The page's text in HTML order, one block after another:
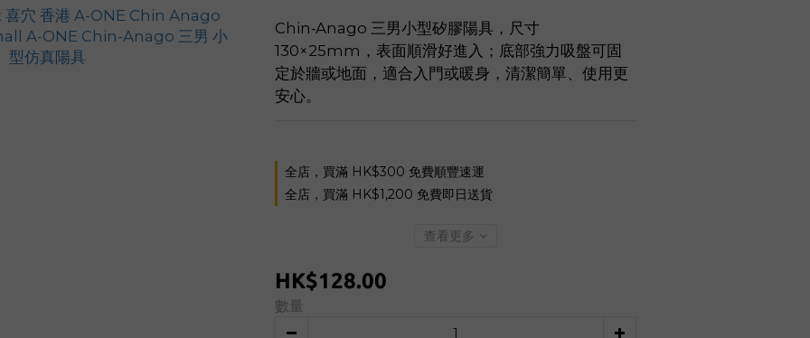
Chin‑Anago 三男小型矽膠陽具，尺寸
130×25mm，表面順滑好進入；底部強力吸盤可固
定於牆或地面，適合入門或暖身，清潔簡單、使用更
安心。
全店，買滿 HK$300 免費順豐速運
全店，買滿 HK$1,200 免費即日送貨
查看更多
HK$128.00
數量